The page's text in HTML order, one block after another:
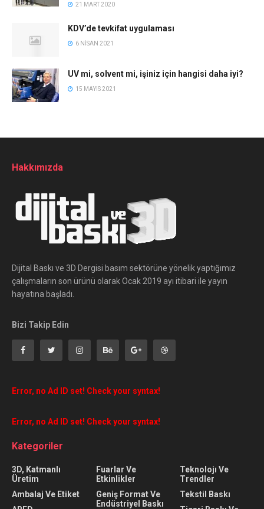
21 MART 2020
KDV’de tevkifat uygulaması
6 NISAN 2021
UV mi, solvent mi, işiniz için hangisi daha iyi?
15 MAYIS 2021
Hakkımızda
Dijital Baskı ve 3D Dergisi basım sektörüne yönelik yaptığımız
çalışmaların son ürünü olarak Ocak 2019 ayı itibari ile yayın
hayatına başladı.
Bizi Takip Edin
Error, no Ad ID set! Check your syntax!
Error, no Ad ID set! Check your syntax!
Kategoriler
3D, Katmanlı
Üretim
Ambalaj Ve Etiket
Fuarlar Ve
Etkinlikler
Geniş Format Ve
Endüstriyel Baskı
Teknolojı Ve
Trendler
Tekstil Baskı